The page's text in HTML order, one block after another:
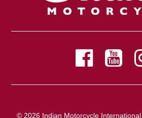
© 2026 Indian Motorcycle